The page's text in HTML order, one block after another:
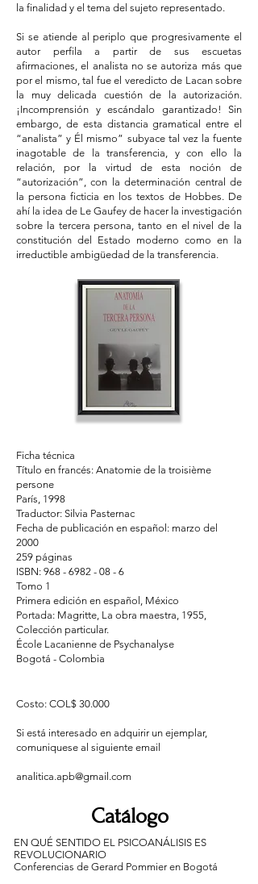
la finalidad y el tema del sujeto representado.
Si se atiende al periplo que progresivamente el
autor perfila a partir de sus escuetas
afirmaciones, el analista no se autoriza más que
por el mismo, tal fue el veredicto de Lacan sobre
la muy delicada cuestión de la autorización.
¡Incomprensión y escándalo garantizado! Sin
embargo, de esta distancia gramatical entre el
“analista” y Él mismo” subyace tal vez la fuente
inagotable de la transferencia, y con ello la
relación, por la virtud de esta noción de
“autorización”, con la determinación central de
la persona ficticia en los textos de Hobbes. De
ahí la idea de Le Gaufey de hacer la investigación
sobre la tercera persona, tanto en el nivel de la
constitución del Estado moderno como en la
irreductible ambigüedad de la transferencia.
Ficha técnica
Título en francés: Anatomie de la troisième
persone
París, 1998
Traductor: Silvia Pasternac
Fecha de publicación en español: marzo del
2000
259 páginas
ISBN: 968 - 6982 - 08 - 6
Tomo 1
Primera edición en español, México
Portada: Magritte, La obra maestra, 1955,
Colección particular.
École Lacanienne de Psychanalyse
Bogotá - Colombia
Costo: COL$ 30.000
Si está interesado en adquirir un ejemplar,
comuniquese al siguiente email
analitica.apb@gmail.com
Catálogo
EN QUÉ SENTIDO EL PSICOANÁLISIS ES
REVOLUCIONARIO
Conferencias de Gerard Pommier en Bogotá